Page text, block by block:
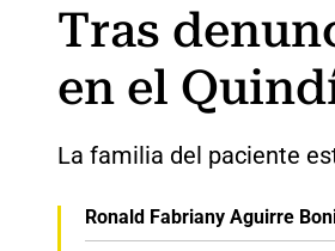
Tras
en el
La familia del paciente
Ronald Fabriany Aguirre